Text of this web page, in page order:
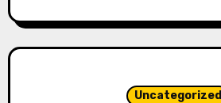
Uncategorized